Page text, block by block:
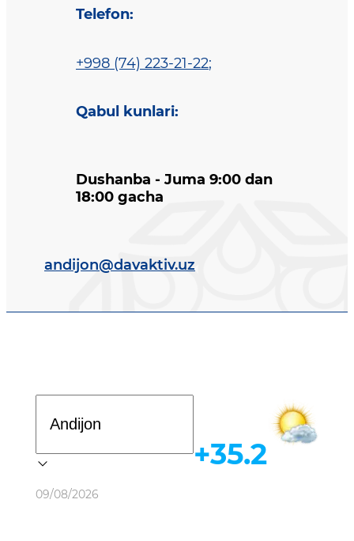
Telefon:
+998 (74) 223-21-22;
Qabul kunlari:
Dushanba - Juma 9:00 dan
18:00 gacha
andijon@davaktiv.uz
Ob-havo
09/08/2026
+35.2